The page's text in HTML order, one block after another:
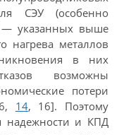
СЭУ (особенно
— указанных выше
нагрева металлов
в них
возможны
потери
14, 16]. Поэтому
надежности и КПД